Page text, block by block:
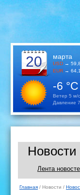
20 марта
USD →
EUR →
-6 °C
Ветер 5 м/
Давление
Новости
Лента
Главная / Новости /